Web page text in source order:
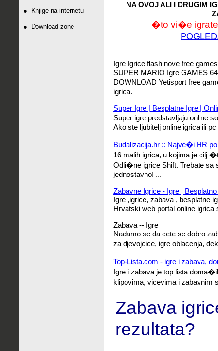
● Knjige na internetu
● Download zone
NA OVOJ ALI I DRUGIM
�to vi�e
Igre Igrice flash nove free
SUPER MARIO Igre GAMES
DOWNLOAD Yetisport free
igrica.
Super Igre | Besplatne Igre |
Super igre predstavljaju online
Ako ste ljubitelj online igrica ili
Budalizacija.hr :: Najve�i HR
16 malih igrica, u kojima je cilj
Odli�ne igrice Shift. Trebate sa
jednostavno! ...
Zabavne Igrice - Igre ,
Igre ,igrice, zabava , besplatne
Hrvatski web portal online
Zabava -- Igre
Nadamo se da cete se dobro
za djevojcice, igre oblacenja,
Top-Lista.com - igre i zabava,
Igre i zabava je top lista
klipovima, vicevima i zabavnim
Zabava
rezultata?